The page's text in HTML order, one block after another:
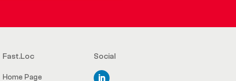
Fast.Loc
Home Page
Social